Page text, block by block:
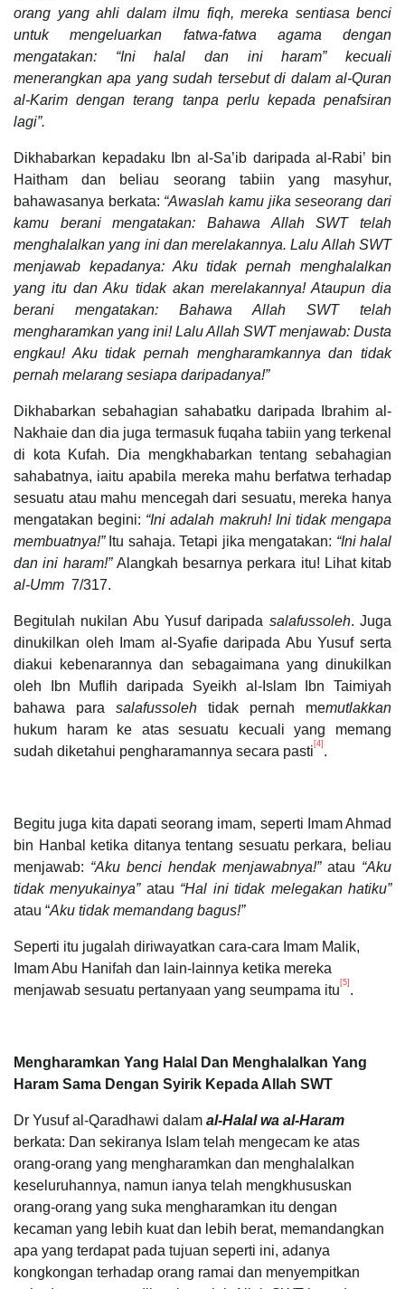
orang yang ahli dalam ilmu fiqh, mereka sentiasa benci
untuk mengeluarkan fatwa-fatwa agama dengan
mengatakan: “Ini halal dan ini haram” kecuali
menerangkan apa yang sudah tersebut di dalam al-Quran
al-Karim dengan terang tanpa perlu kepada penafsiran
lagi”.
Dikhabarkan kepadaku Ibn al-Sa’ib daripada al-Rabi’ bin
Haitham dan beliau seorang tabiin yang masyhur,
bahawasanya berkata: “Awaslah kamu jika seseorang dari
kamu berani mengatakan: Bahawa Allah SWT telah
menghalalkan yang ini dan merelakannya. Lalu Allah SWT
menjawab kepadanya: Aku tidak pernah menghalalkan
yang itu dan Aku tidak akan merelakannya! Ataupun dia
berani mengatakan: Bahawa Allah SWT telah
mengharamkan yang ini! Lalu Allah SWT menjawab: Dusta
engkau! Aku tidak pernah mengharamkannya dan tidak
pernah melarang sesiapa daripadanya!”
Dikhabarkan sebahagian sahabatku daripada Ibrahim al-
Nakhaie dan dia juga termasuk fuqaha tabiin yang terkenal
di kota Kufah. Dia mengkhabarkan tentang sebahagian
sahabatnya, iaitu apabila mereka mahu berfatwa terhadap
sesuatu atau mahu mencegah dari sesuatu, mereka hanya
mengatakan begini: “Ini adalah makruh! Ini tidak mengapa
membuatnya!”Itu sahaja. Tetapi jika mengatakan: “Ini halal
dan ini haram!” Alangkah besarnya perkara itu! Lihat kitab
al-Umm 7/317.
Begitulah nukilan Abu Yusuf daripada salafussoleh. Juga
dinukilkan oleh Imam al-Syafie daripada Abu Yusuf serta
diakui kebenarannya dan sebagaimana yang dinukilkan
oleh Ibn Muflih daripada Syeikh al-Islam Ibn Taimiyah
bahawa para salafussoleh tidak pernah memutlakkan
hukum haram ke atas sesuatu kecuali yang memang
sudah diketahui pengharamannya secara pasti [4] .
Begitu juga kita dapati seorang imam, seperti Imam Ahmad
bin Hanbal ketika ditanya tentang sesuatu perkara, beliau
menjawab: “Aku benci hendak menjawabnya!” atau “Aku
tidak menyukainya” atau “Hal ini tidak melegakan hatiku”
atau “Aku tidak memandang bagus!”
Seperti itu jugalah diriwayatkan cara-cara Imam Malik,
Imam Abu Hanifah dan lain-lainnya ketika mereka
menjawab sesuatu pertanyaan yang seumpama itu [5] .
Mengharamkan Yang Halal Dan Menghalalkan Yang
Haram Sama Dengan Syirik Kepada Allah SWT
Dr Yusuf al-Qaradhawi dalam al-Halal wa al-Haram
berkata: Dan sekiranya Islam telah mengecam ke atas
orang-orang yang mengharamkan dan menghalalkan
keseluruhannya, namun ianya telah mengkhususkan
orang-orang yang suka mengharamkan itu dengan
kecaman yang lebih kuat dan lebih berat, memandangkan
apa yang terdapat pada tujuan seperti ini, adanya
kongkongan terhadap orang ramai dan menyempitkan